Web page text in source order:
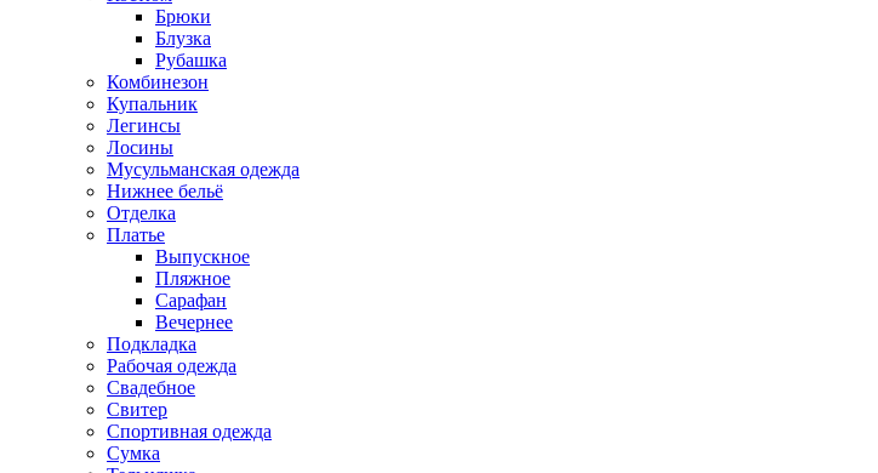
Брюки
Блузка
Рубашка
Комбинезон
Купальник
Легинсы
Лосины
Мусульманская одежда
Нижнее бельё
Отделка
Платье
Выпускное
Пляжное
Сарафан
Вечернее
Подкладка
Рабочая одежда
Свадебное
Свитер
Спортивная одежда
Сумка